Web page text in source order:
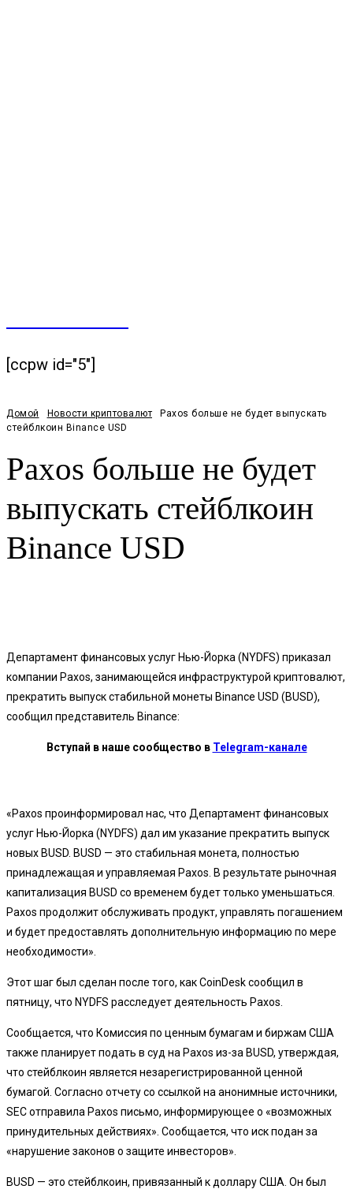
[ccpw id="5"]
Домой Новости криптовалют
Paxos больше не будет выпускать
стейблкоин Binance USD
Paxos больше не будет
выпускать стейблкоин
Binance USD
Департамент финансовых услуг Нью-Йорка (NYDFS) приказал
компании Paxos, занимающейся инфраструктурой криптовалют,
прекратить выпуск стабильной монеты Binance USD (BUSD),
сообщил представитель Binance:
Вступай в наше сообщество в Telegram-канале
«Paxos проинформировал нас, что Департамент финансовых
услуг Нью-Йорка (NYDFS) дал им указание прекратить выпуск
новых BUSD. BUSD — это стабильная монета, полностью
принадлежащая и управляемая Paxos. В результате рыночная
капитализация BUSD со временем будет только уменьшаться.
Paxos продолжит обслуживать продукт, управлять погашением
и будет предоставлять дополнительную информацию по мере
необходимости».
Этот шаг был сделан после того, как CoinDesk сообщил в
пятницу, что NYDFS расследует деятельность Paxos.
Сообщается, что Комиссия по ценным бумагам и биржам США
также планирует подать в суд на Paxos из-за BUSD, утверждая,
что стейблкоин является незарегистрированной ценной
бумагой. Согласно отчету со ссылкой на анонимные источники,
SEC отправила Paxos письмо, информирующее о «возможных
принудительных действиях». Сообщается, что иск подан за
«нарушение законов о защите инвесторов».
BUSD — это стейблкоин, привязанный к доллару США. Он был